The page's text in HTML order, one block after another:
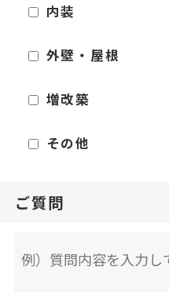
内装
外壁・屋根
増改築
その他
ご質問